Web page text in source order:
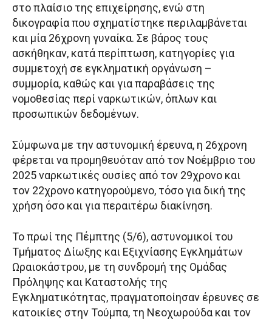
στο πλαίσιο της επιχείρησης, ενώ στη
δικογραφία που σχηματίστηκε περιλαμβάνεται
και μία 26χρονη γυναίκα. Σε βάρος τους
ασκήθηκαν, κατά περίπτωση, κατηγορίες για
συμμετοχή σε εγκληματική οργάνωση –
συμμορία, καθώς και για παραβάσεις της
νομοθεσίας περί ναρκωτικών, όπλων και
προσωπικών δεδομένων.
Σύμφωνα με την αστυνομική έρευνα, η 26χρονη
φέρεται να προμηθευόταν από τον Νοέμβριο του
2025 ναρκωτικές ουσίες από τον 29χρονο και
τον 22χρονο κατηγορούμενο, τόσο για δική της
χρήση όσο και για περαιτέρω διακίνηση.
Το πρωί της Πέμπτης (5/6), αστυνομικοί του
Τμήματος Δίωξης και Εξιχνίασης Εγκλημάτων
Ωραιοκάστρου, με τη συνδρομή της Ομάδας
Πρόληψης και Καταστολής της
Εγκληματικότητας, πραγματοποίησαν έρευνες σε
κατοικίες στην Τούμπα, τη Νεοχωρούδα και τον